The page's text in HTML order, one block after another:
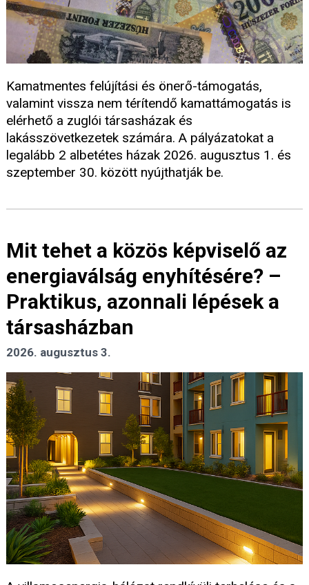
Kamatmentes felújítási és önerő-támogatás,
valamint vissza nem térítendő kamattámogatás is
elérhető a zuglói társasházak és
lakásszövetkezetek számára. A pályázatokat a
legalább 2 albetétes házak 2026. augusztus 1. és
szeptember 30. között nyújthatják be.
Mit tehet a közös képviselő az
energiaválság enyhítésére? –
Praktikus, azonnali lépések a
társasházban
2026. augusztus 3.